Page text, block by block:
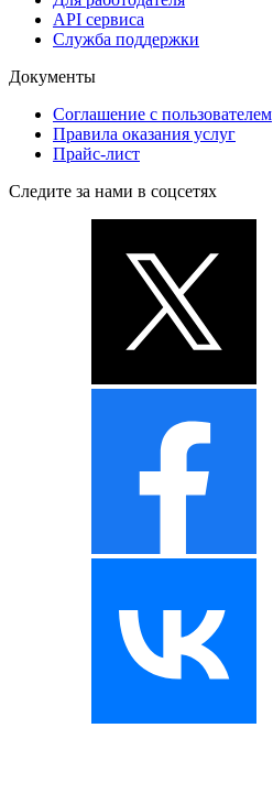
API сервиса
Служба поддержки
Документы
Соглашение с пользователем
Правила оказания услуг
Прайс-лист
Следите за нами в соцсетях